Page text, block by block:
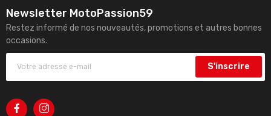
Newsletter MotoPassion59
Restez informé de nos nouveautés, promotions et autres bonnes
occasions.
S'inscrire